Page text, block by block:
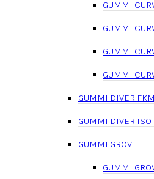
GUMMI
GUMMI
GUMMI
GUMMI
GUMMI DIVER FKM
GUMMI DIVER ISO
GUMMI GROVT
GUMMI